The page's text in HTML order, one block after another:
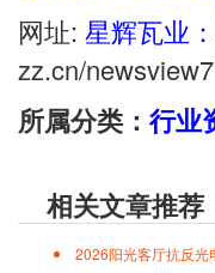
网址: 星辉瓦业
zz.cn/
所属分类： 行业
相关文章推荐
2026阳光客厅抗反光